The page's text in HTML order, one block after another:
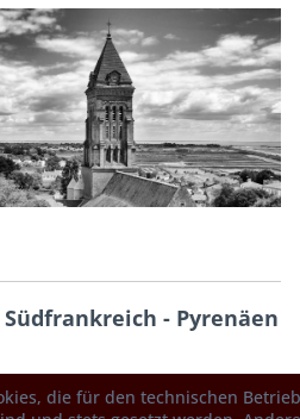
- Pyrenäen
die für den technischen Betrieb